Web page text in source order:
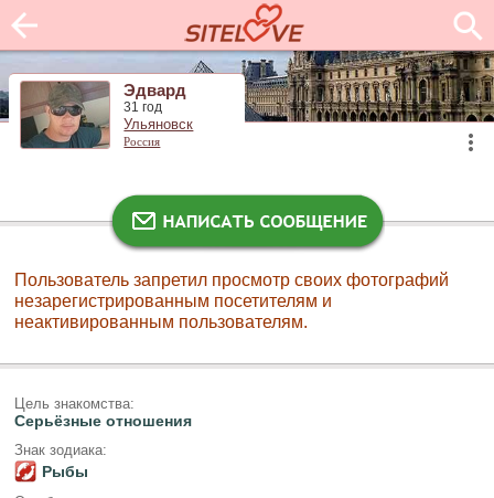
Эдвард
31 год
Ульяновск
Россия
Пользователь запретил просмотр своих фотографий
незарегистрированным посетителям и
неактивированным пользователям.
Цель знакомства:
Серьёзные отношения
Знак зодиака:
Рыбы